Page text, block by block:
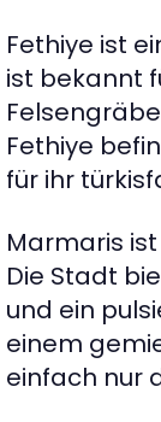
Fethiye ist
ist bekannt
Fethiye
für ihr
Marmaris
Die Stadt
und ein
einem
einfach nur